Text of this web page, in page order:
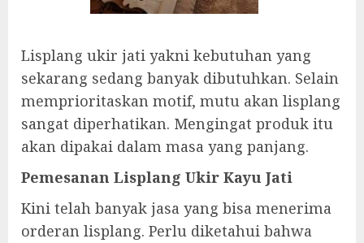
Lisplang ukir jati yakni kebutuhan yang
sekarang sedang banyak dibutuhkan. Selain
memprioritaskan motif, mutu akan lisplang
sangat diperhatikan. Mengingat produk itu
akan dipakai dalam masa yang panjang.
Pemesanan Lisplang Ukir Kayu Jati
Kini telah banyak jasa yang bisa menerima
orderan lisplang. Perlu diketahui bahwa